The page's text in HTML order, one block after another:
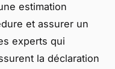
estimation
et assurer un
experts qui
la déclaration